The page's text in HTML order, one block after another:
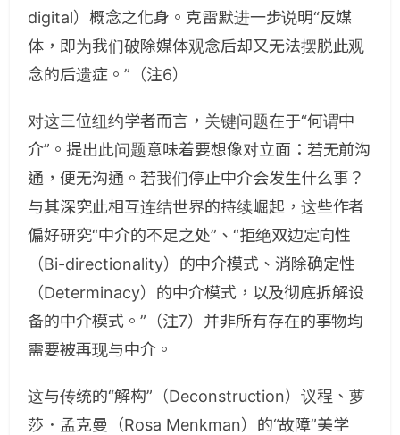
digital）概念之化身。克雷默进一步说明“反媒
体，即为我们破除媒体观念后却又无法摆脱此观
念的后遗症。” （注6）
对这三位纽约学者而言，关键问题在于“何谓中
介”。提出此问题意味着要想像对立面：若无前沟
通，便无沟通。若我们停止中介会发生什么事？
与其深究此相互连结世界的持续崛起，这些作者
偏好研究“中介的不足之处”、“拒绝双边定向性
（Bi-directionality）的中介模式、消除确定性
（Determinacy）的中介模式，以及彻底拆解设
备的中介模式。” （注7） 并非所有存在的事物均
需要被再现与中介。
这与传统的“解构”（Deconstruction）议程、萝
莎．孟克曼（Rosa Menkman）的“故障”美学